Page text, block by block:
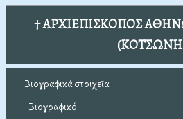
† ΑΡΧΙΕΠΙΣΚΟΠΟΣ
Βιογραφικά στοιχεῖα
Βιογραφικό